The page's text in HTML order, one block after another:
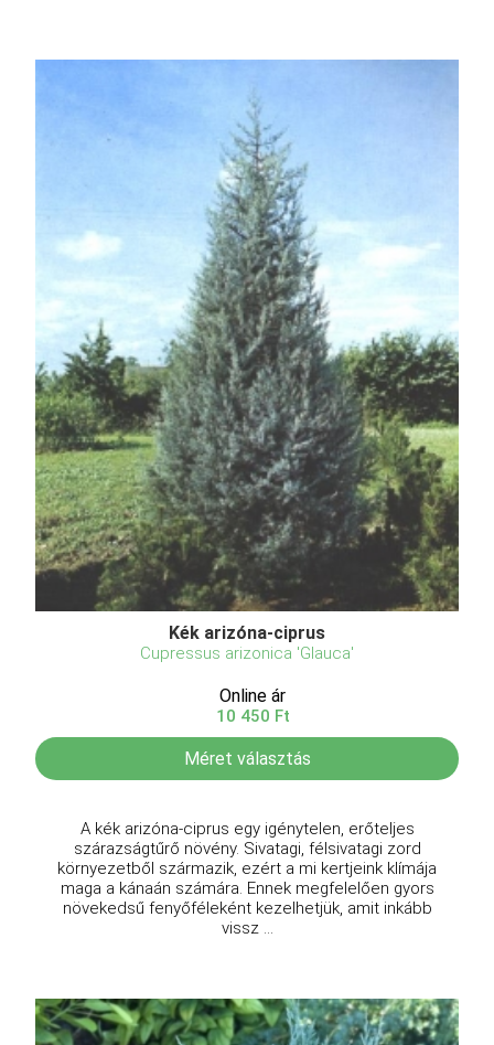
Kék arizóna-ciprus
Cupressus arizonica 'Glauca'
Online ár
10 450 Ft
Méret választás
A kék arizóna-ciprus egy igénytelen, erőteljes
szárazságtűrő növény. Sivatagi, félsivatagi zord
környezetből származik, ezért a mi kertjeink klímája
maga a kánaán számára. Ennek megfelelően gyors
növekedsű fenyőféleként kezelhetjük, amit inkább
vissz ...